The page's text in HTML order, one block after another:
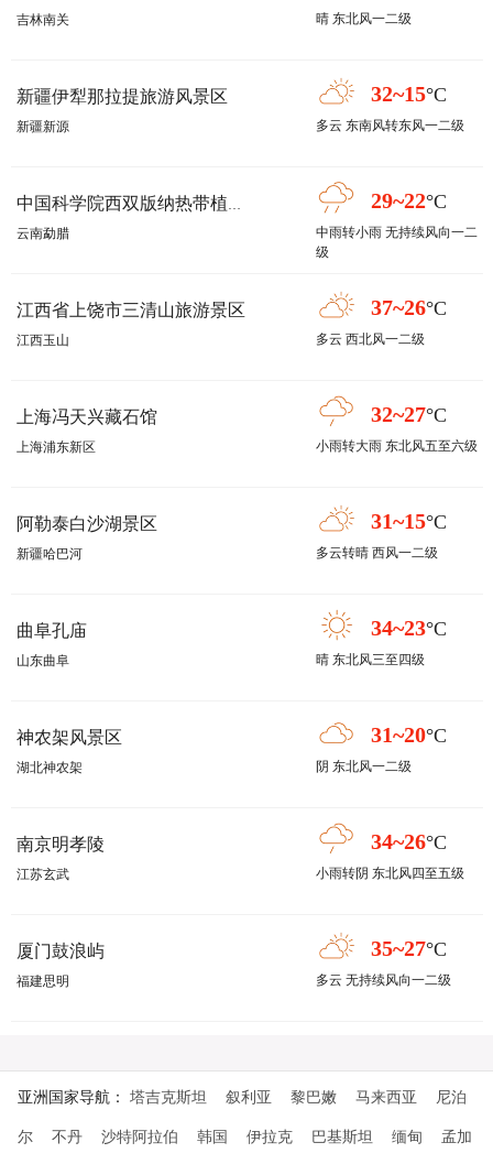
吉林南关 晴 东北风一二级
新疆伊犁那拉提旅游风景区
新疆新源
32~15°C
多云 东南风转东风一二级
中国科学院西双版纳热带植物园
云南勐腊
29~22°C
中雨转小雨 无持续风向一二
级
江西省上饶市三清山旅游景区
江西玉山
37~26°C
多云 西北风一二级
上海冯天兴藏石馆
上海浦东新区
32~27°C
小雨转大雨 东北风五至六级
阿勒泰白沙湖景区
新疆哈巴河
31~15°C
多云转晴 西风一二级
曲阜孔庙
山东曲阜
34~23°C
晴 东北风三至四级
神农架风景区
湖北神农架
31~20°C
阴 东北风一二级
南京明孝陵
江苏玄武
34~26°C
小雨转阴 东北风四至五级
厦门鼓浪屿
福建思明
35~27°C
多云 无持续风向一二级
亚洲国家导航： 塔吉克斯坦 叙利亚 黎巴嫩 马来西亚 尼泊
尔 不丹 沙特阿拉伯 韩国 伊拉克 巴基斯坦 缅甸 孟加